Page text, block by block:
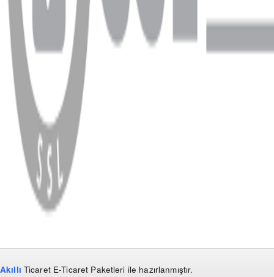
WhatsApp Facebook
Copyright
2026 Dükkan Hifi
Akıllı Ticaret E-Ticaret Paketleri ile hazırlanmıştır.